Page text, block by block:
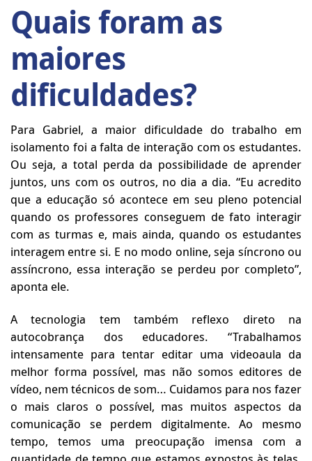
Quais foram as
maiores
dificuldades?
Para Gabriel, a maior dificuldade do trabalho em
isolamento foi a falta de interação com os estudantes.
Ou seja, a total perda da possibilidade de aprender
juntos, uns com os outros, no dia a dia. “Eu acredito
que a educação só acontece em seu pleno potencial
quando os professores conseguem de fato interagir
com as turmas e, mais ainda, quando os estudantes
interagem entre si. E no modo online, seja síncrono ou
assíncrono, essa interação se perdeu por completo”,
aponta ele.
A tecnologia tem também reflexo direto na
autocobrança dos educadores. “Trabalhamos
intensamente para tentar editar uma videoaula da
melhor forma possível, mas não somos editores de
vídeo, nem técnicos de som… Cuidamos para nos fazer
o mais claros o possível, mas muitos aspectos da
comunicação se perdem digitalmente. Ao mesmo
tempo, temos uma preocupação imensa com a